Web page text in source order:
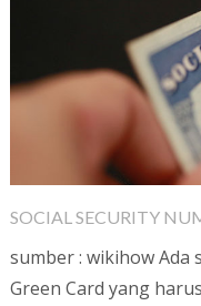
SOCIAL SECURITY
sumber : wikihow Ada
Green Card yang